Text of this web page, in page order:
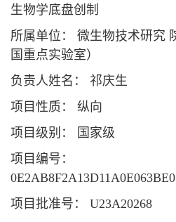
生物学底盘创制
所属单位： 微生物技术研究
国重点实验室）
负责人姓名： 祁庆生
项目性质： 纵向
项目级别： 国家级
项目编号：
项目批准号： U23A20268